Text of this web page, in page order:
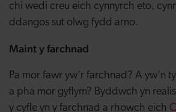
chi wedi creu eich cynnyrch eto,
ddangos sut olwg fydd arno.
Maint y farchnad
Pa mor fawr yw'r farchnad? A yw'n
a pha mor gyflym? Byddwch yn
y cyfle yn y farchnad a rhowch eich